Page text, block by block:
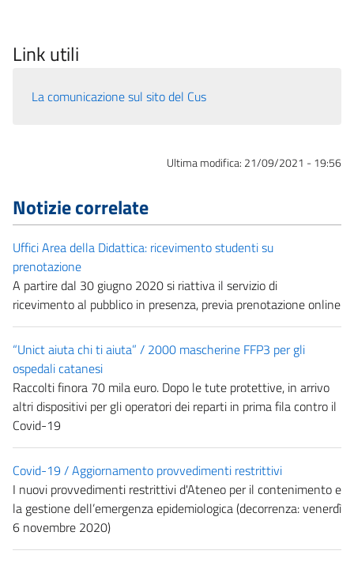
Link utili
La comunicazione sul sito del Cus
Ultima modifica: 21/09/2021 - 19:56
Notizie correlate
Uffici Area della Didattica: ricevimento studenti su
prenotazione
A partire dal 30 giugno 2020 si riattiva il servizio di
ricevimento al pubblico in presenza, previa prenotazione online
“Unict aiuta chi ti aiuta” / 2000 mascherine FFP3 per gli
ospedali catanesi
Raccolti finora 70 mila euro. Dopo le tute protettive, in arrivo
altri dispositivi per gli operatori dei reparti in prima fila contro il
Covid-19
Covid-19 / Aggiornamento provvedimenti restrittivi
I nuovi provvedimenti restrittivi d'Ateneo per il contenimento e
la gestione dell’emergenza epidemiologica (decorrenza: venerdì
6 novembre 2020)